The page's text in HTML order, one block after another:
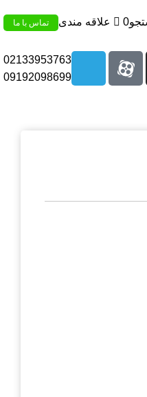
0 علاقه مندی تماس با ما
02133953763
09192098699